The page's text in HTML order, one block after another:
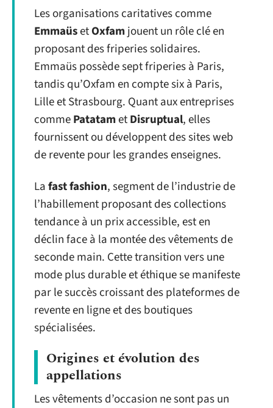
Les organisations caritatives comme
EmmaüsetOxfamjouent un rôle clé en
proposant des friperies solidaires.
Emmaüs possède sept friperies à Paris,
tandis qu’Oxfam en compte six à Paris,
Lille et Strasbourg. Quant aux entreprises
commePatatametDisruptual, elles
fournissent ou développent des sites web
de revente pour les grandes enseignes.
Lafast fashion, segment de l’industrie de
l’habillement proposant des collections
tendance à un prix accessible, est en
déclin face à la montée des vêtements de
seconde main. Cette transition vers une
mode plus durable et éthique se manifeste
par le succès croissant des plateformes de
revente en ligne et des boutiques
spécialisées.
Origines et évolution des
appellations
Les vêtements d’occasion ne sont pas un